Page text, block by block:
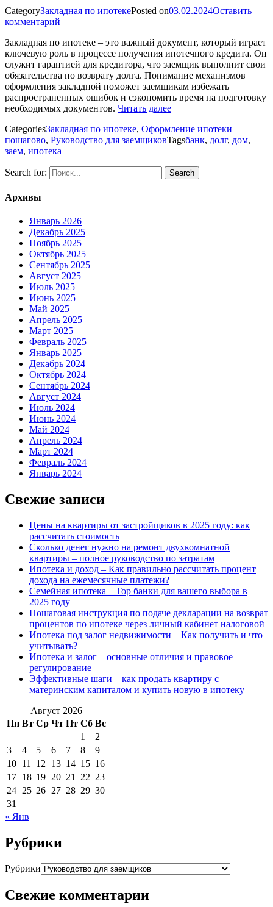
CategoryЗакладная по ипотекеPosted on03.02.2024Оставить
комментарий
Закладная по ипотеке – это важный документ, который играет
ключевую роль в процессе получения ипотечного кредита. Он
служит гарантией для кредитора, что заемщик выполнит свои
обязательства по возврату долга. Понимание механизмов
оформления закладной поможет заемщикам избежать
распространенных ошибок и сэкономить время на подготовку
необходимых документов. Читать далее
CategoriesЗакладная по ипотеке, Оформление ипотеки
пошагово, Руководство для заемщиковTagsбанк, долг, дом,
заем, ипотека
Search for:
Архивы
Январь 2026
Декабрь 2025
Ноябрь 2025
Октябрь 2025
Сентябрь 2025
Август 2025
Июль 2025
Июнь 2025
Май 2025
Апрель 2025
Март 2025
Февраль 2025
Январь 2025
Декабрь 2024
Октябрь 2024
Сентябрь 2024
Август 2024
Июль 2024
Июнь 2024
Май 2024
Апрель 2024
Март 2024
Февраль 2024
Январь 2024
Свежие записи
Цены на квартиры от застройщиков в 2025 году: как
рассчитать стоимость
Сколько денег нужно на ремонт двухкомнатной
квартиры – полное руководство по затратам
Ипотека и доход – Как правильно рассчитать процент
дохода на ежемесячные платежи?
Семейная ипотека – Top банки для вашего выбора в
2025 году
Пошаговая инструкция по подаче декларации на возврат
процентов по ипотеке через личный кабинет налоговой
Ипотека под залог недвижимости – Как получить и что
учитывать?
Ипотека и залог – основные отличия и правовое
регулирование
Эффективные шаги – как продать квартиру с
материнским капиталом и купить новую в ипотеку
Август 2026
Пн Вт Ср Чт Пт Сб Вс
1
2
3
4 5 6 7 8
9
10 11 12 13 14 15 16
17 18 19 20 21 22 23
24 25 26 27 28 29 30
31
« Янв
Рубрики
Рубрики
Свежие комментарии